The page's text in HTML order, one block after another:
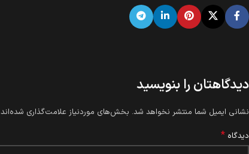
دیدگاهتان را بنویسید
نشانی ایمیل شما منتشر نخواهد شد. بخش‌های موردنیاز علامت‌گذاری شده‌اند
دیدگاه *